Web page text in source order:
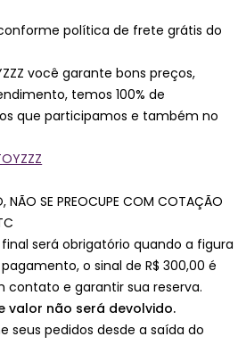
política de frete grátis do
você garante bons preços,
temos 100% de
que participamos e também no
NÃO SE PREOCUPE COM COTAÇÃO
final será obrigatório quando a figura
o sinal de R$ 300,00 é
contato e garantir sua reserva.
valor não será devolvido.
seus pedidos desde a saída do